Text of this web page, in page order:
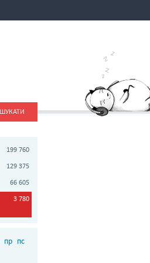
ШУКАТИ
199 760
129 375
66 605
3 780
пр пс